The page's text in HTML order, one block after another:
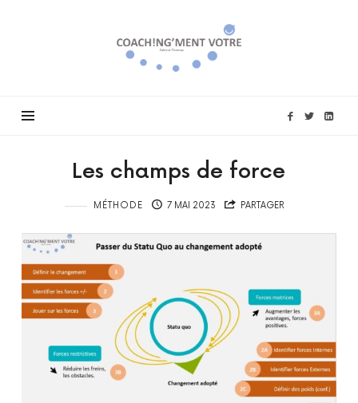
Coach!ng'ment
vôtre
Les champs de force
MÉTHODE 7 MAI 2023 PARTAGER